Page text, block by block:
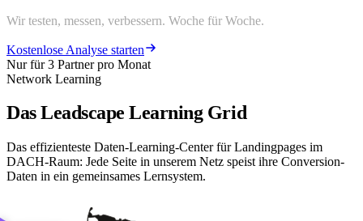
Wir testen, messen, verbessern. Woche für Woche.
Kostenlose Analyse starten
Nur für 3 Partner pro Monat
Network Learning
DasLeadscape Learning Grid
Das effizienteste Daten-Learning-Center für Landingpages im
DACH-Raum: Jede Seite in unserem Netz speist ihre Conversion-
Daten in ein gemeinsames Lernsystem.